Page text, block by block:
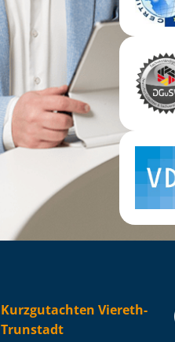
Kurzgutachten Viereth-
Trunstadt